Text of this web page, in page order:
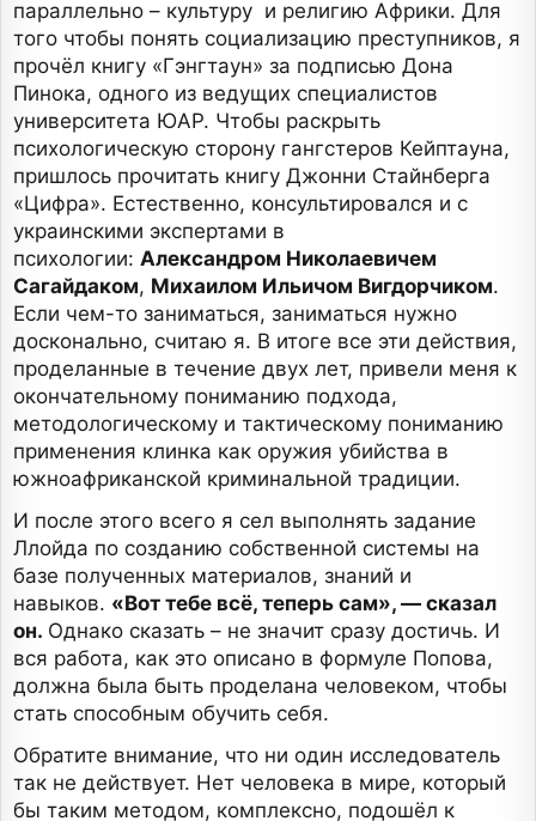
параллельно – культуру и религию Африки. Для
того чтобы понять социализацию преступников, я
прочёл книгу «Гэнгтаун» за подписью Дона
Пинока, одного из ведущих специалистов
университета ЮАР. Чтобы раскрыть
психологическую сторону гангстеров Кейптауна,
пришлось прочитать книгу Джонни Стайнберга
«Цифра». Естественно, консультировался и с
украинскими экспертами в
психологии: Александром Николаевичем
Сагайдаком, Михаилом Ильичом Вигдорчиком.
Если чем-то заниматься, заниматься нужно
досконально, считаю я. В итоге все эти действия,
проделанные в течение двух лет, привели меня к
окончательному пониманию подхода,
методологическому и тактическому пониманию
применения клинка как оружия убийства в
южноафриканской криминальной традиции.
И после этого всего я сел выполнять задание
Ллойда по созданию собственной системы на
базе полученных материалов, знаний и
навыков. «Вот тебе всё, теперь сам», — сказал
он. Однако сказать – не значит сразу достичь. И
вся работа, как это описано в формуле Попова,
должна была быть проделана человеком, чтобы
стать способным обучить себя.
Обратите внимание, что ни один исследователь
так не действует. Нет человека в мире, который
бы таким методом, комплексно, подошёл к